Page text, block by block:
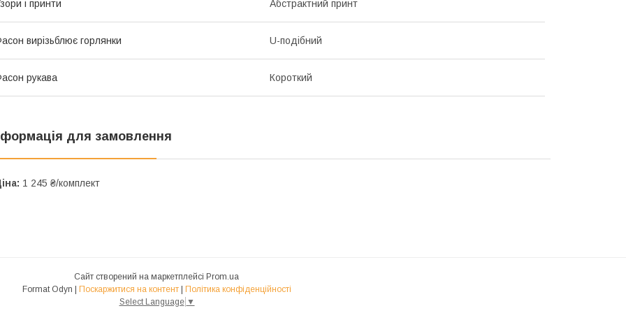
і принти Абстрактний принт
вирізьблює горлянки U-подібний
рукава Короткий
для замовлення
1 245 ₴/комплект
Сайт створений на маркетплейсі Prom.ua
Format Odyn | Поскаржитися на контент | Політика конфіденційності
Select Language ▼